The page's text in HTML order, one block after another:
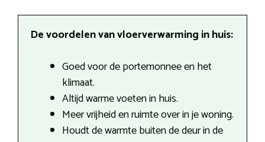
De voordelen van vloerverwarming in huis:
Goed voor de portemonnee en het
klimaat.
Altijd warme voeten in huis.
Meer vrijheid en ruimte over in je woning.
Houdt de warmte buiten de deur in de